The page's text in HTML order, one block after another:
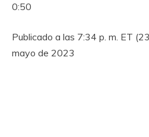
0:50
Publicado a las 7:34 p. m. ET
mayo de 2023